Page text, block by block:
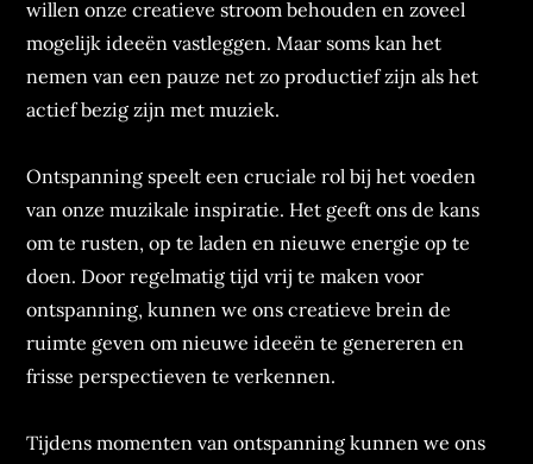
willen onze creatieve stroom behouden en zoveel
mogelijk ideeën vastleggen. Maar soms kan het
nemen van een pauze net zo productief zijn als het
actief bezig zijn met muziek.
Ontspanning speelt een cruciale rol bij het voeden
van onze muzikale inspiratie. Het geeft ons de kans
om te rusten, op te laden en nieuwe energie op te
doen. Door regelmatig tijd vrij te maken voor
ontspanning, kunnen we ons creatieve brein de
ruimte geven om nieuwe ideeën te genereren en
frisse perspectieven te verkennen.
Tijdens momenten van ontspanning kunnen we ons